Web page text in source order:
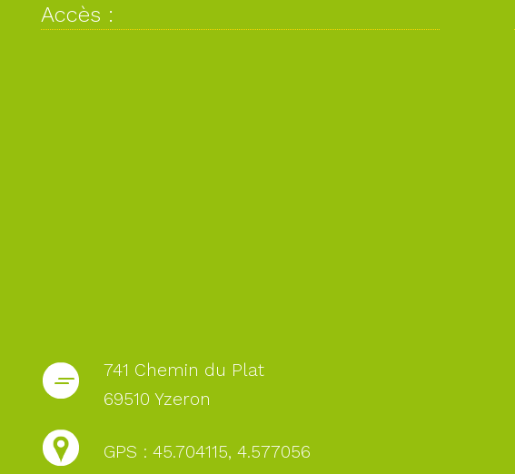
Accès :
741 Chemin du Plat
69510 Yzeron
GPS : 45.704115, 4.577056